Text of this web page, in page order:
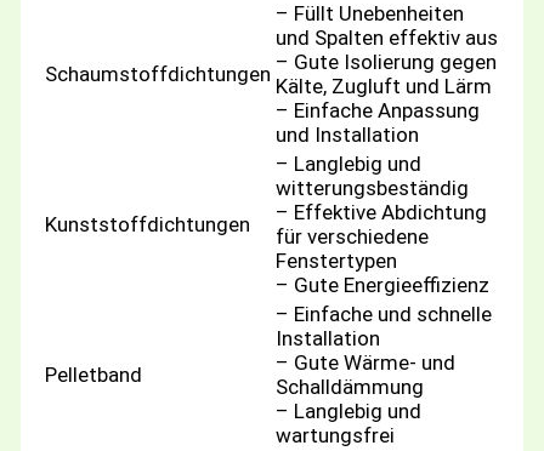
Schaumstoffdichtungen
– Füllt Unebenheiten
und Spalten effektiv aus
– Gute Isolierung gegen
Kälte, Zugluft und Lärm
– Einfache Anpassung
und Installation
Kunststoffdichtungen
– Langlebig und
witterungsbeständig
– Effektive Abdichtung
für verschiedene
Fenstertypen
– Gute Energieeffizienz
Pelletband
– Einfache und schnelle
Installation
– Gute Wärme- und
Schalldämmung
– Langlebig und
wartungsfrei